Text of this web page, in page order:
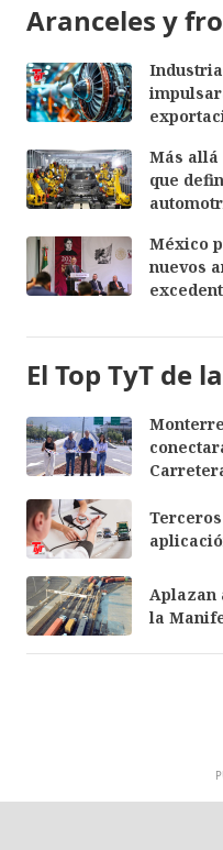
Aranceles y
Más allá
que
México
nuevos
El Top TyT de
Aplazan
la